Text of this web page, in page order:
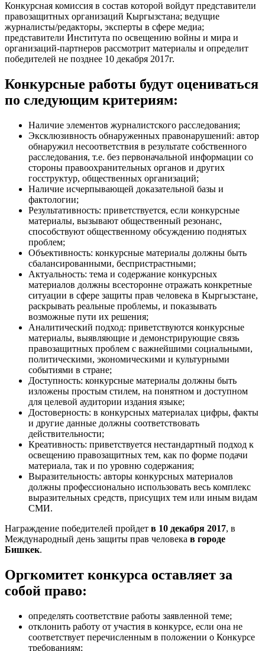
Конкурсная комиссия в состав которой войдут представители
правозащитных организаций Кыргызстана; ведущие
журналисты/редакторы, эксперты в сфере медиа;
представители Института по освещению войны и мира и
организаций-партнеров рассмотрит материалы и определит
победителей не позднее 10 декабря 2017г.
Конкурсные работы будут оцениваться
по следующим критериям:
Наличие элементов журналистского расследования;
Эксклюзивность обнаруженных правонарушений: автор
обнаружил несоответствия в результате собственного
расследования, т.е. без первоначальной информации со
стороны правоохранительных органов и других
госструктур, общественных организаций;
Наличие исчерпывающей доказательной базы и
фактологии;
Результативность: приветствуется, если конкурсные
материалы, вызывают общественный резонанс,
способствуют общественному обсуждению поднятых
проблем;
Объективность: конкурсные материалы должны быть
сбалансированными, беспристрастными;
Актуальность: тема и содержание конкурсных
материалов должны всесторонне отражать конкретные
ситуации в сфере защиты прав человека в Кыргызстане,
раскрывать реальные проблемы, и показывать
возможные пути их решения;
Аналитический подход: приветствуются конкурсные
материалы, выявляющие и демонстрирующие связь
правозащитных проблем с важнейшими социальными,
политическими, экономическими и культурными
событиями в стране;
Доступность: конкурсные материалы должны быть
изложены простым стилем, на понятном и доступном
для целевой аудитории издания языке;
Достоверность: в конкурсных материалах цифры, факты
и другие данные должны соответствовать
действительности;
Креативность: приветствуется нестандартный подход к
освещению правозащитных тем, как по форме подачи
материала, так и по уровню содержания;
Выразительность: авторы конкурсных материалов
должны профессионально использовать весь комплекс
выразительных средств, присущих тем или иным видам
СМИ.
Награждение победителей пройдет в 10 декабря 2017, в
Международный день защиты прав человека в городе
Бишкек.
Оргкомитет конкурса оставляет за
собой право:
определять соответствие работы заявленной теме;
отклонить работу от участия в конкурсе, если она не
соответствует перечисленным в положении о Конкурсе
требованиям;